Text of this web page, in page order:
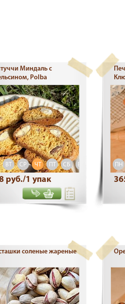
Миндаль с
Polba
ВТ СР ЧТ ПТ СБ ВС
руб./1 упак
ПН
соленые жареные